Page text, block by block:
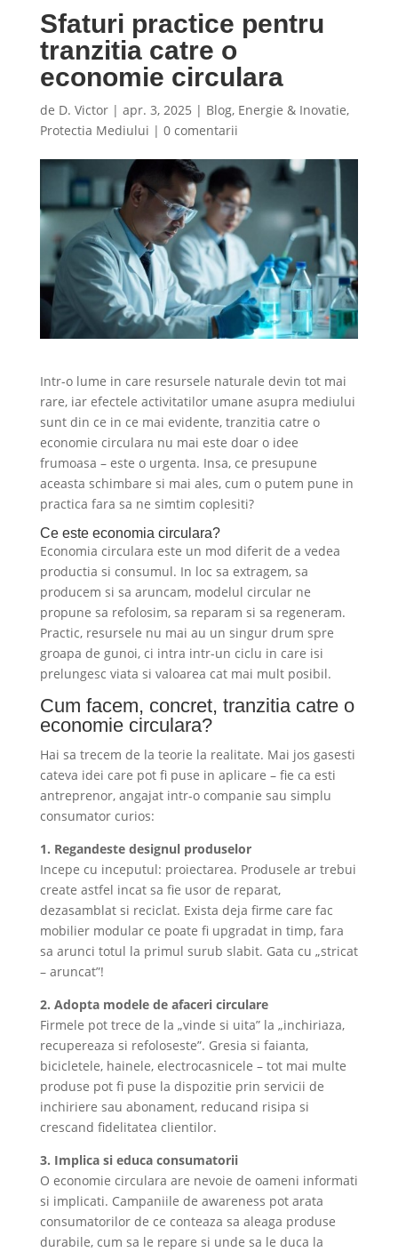
Sfaturi practice pentru
tranzitia catre o
economie circulara
de D. Victor| apr. 3, 2025 | Blog, Energie & Inovatie,
Protectia Mediului | 0 comentarii
Intr-o lume in care resursele naturale devin tot mai
rare, iar efectele activitatilor umane asupra mediului
sunt din ce in ce mai evidente, tranzitia catre o
economie circulara nu mai este doar o idee
frumoasa – este o urgenta. Insa, ce presupune
aceasta schimbare si mai ales, cum o putem pune in
practica fara sa ne simtim coplesiti?
Ce este economia circulara?
Economia circulara este un mod diferit de a vedea
productia si consumul. In loc sa extragem, sa
producem si sa aruncam, modelul circular ne
propune sa refolosim, sa reparam si sa regeneram.
Practic, resursele nu mai au un singur drum spre
groapa de gunoi, ci intra intr-un ciclu in care isi
prelungesc viata si valoarea cat mai mult posibil.
Cum facem, concret, tranzitia catre o
economie circulara?
Hai sa trecem de la teorie la realitate. Mai jos gasesti
cateva idei care pot fi puse in aplicare – fie ca esti
antreprenor, angajat intr-o companie sau simplu
consumator curios:
1. Regandeste designul produselor
Incepe cu inceputul: proiectarea. Produsele ar trebui
create astfel incat sa fie usor de reparat,
dezasamblat si reciclat. Exista deja firme care fac
mobilier modular ce poate fi upgradat in timp, fara
sa arunci totul la primul surub slabit. Gata cu „stricat
– aruncat”!
2. Adopta modele de afaceri circulare
Firmele pot trece de la „vinde si uita” la „inchiriaza,
recupereaza si refoloseste”. Gresia si faianta,
bicicletele, hainele, electrocasnicele – tot mai multe
produse pot fi puse la dispozitie prin servicii de
inchiriere sau abonament, reducand risipa si
crescand fidelitatea clientilor.
3. Implica si educa consumatorii
O economie circulara are nevoie de oameni informati
si implicati. Campaniile de awareness pot arata
consumatorilor de ce conteaza sa aleaga produse
durabile, cum sa le repare si unde sa le duca la